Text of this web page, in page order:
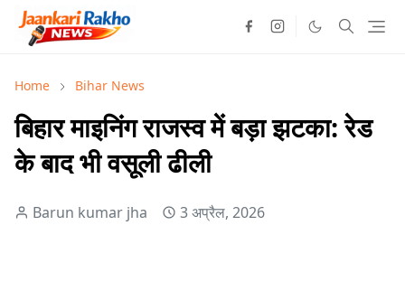
Home Bihar News
बिहार माइनिंग राजस्व में बड़ा झटका: रेड
के बाद भी वसूली ढीली
Barun kumar jha 3 अप्रैल, 2026